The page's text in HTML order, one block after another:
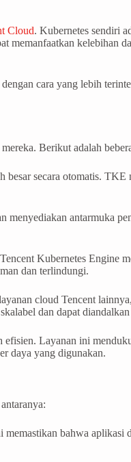
Cloud. Kubernetes sendiri
memanfaatkan kelebihan
cara yang lebih
Berikut adalah
secara otomatis.
menyediakan antarmuka
Kubernetes Engine
dan terlindungi.
cloud Tencent
dan dapat
Layanan ini
daya yang digunakan.
bahwa aplikasi